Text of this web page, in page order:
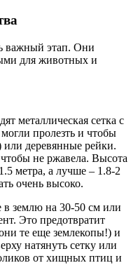
важный этап. Они
для животных и
металлическая сетка с
пролезть и чтобы
деревянные рейки.
не ржавела. Высота
метра, а лучше – 1.8-2
очень высоко.
в землю на 30-50 см или
Это предотвратит
те еще землекопы!) и
натянуть сетку или
от хищных птиц и